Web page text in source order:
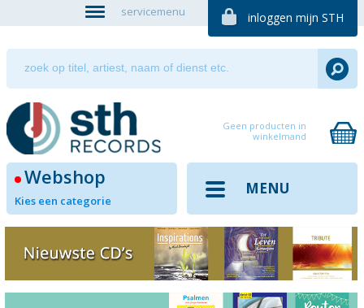
servicemenu inloggen mijn STH
Geen producten in
winkelmand
Webshop
Kies een categorie
MENU